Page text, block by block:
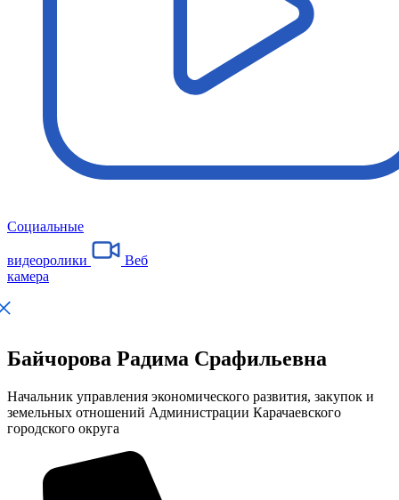
Социальные
видеоролики
Веб
камера
Байчорова Радима Срафильевна
Начальник управления экономического развития, закупок и
земельных отношений Администрации Карачаевского
городского округа